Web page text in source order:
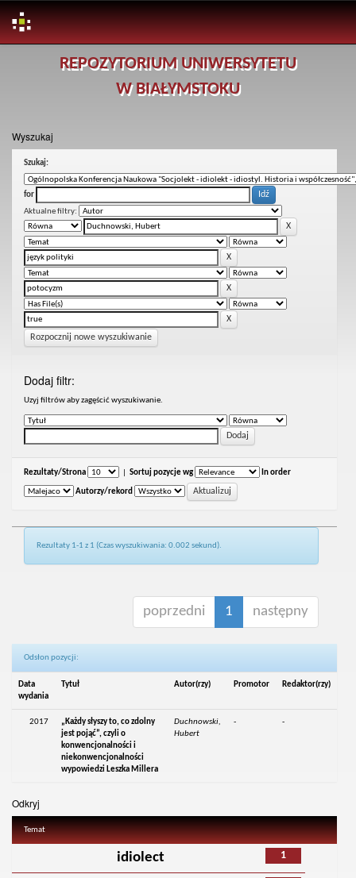
REPOZYTORIUM UNIWERSYTETU
W BIAŁYMSTOKU
Wyszukaj
Szukaj:
for
Aktualne filtry:
Rozpocznij nowe wyszukiwanie
Dodaj filtr:
Uzyj filtrów aby zagęścić wyszukiwanie.
Rezultaty/Strona Sortuj pozycje wg In order
Autorzy/rekord
Rezultaty 1-1 z 1 (Czas wyszukiwania: 0.002 sekund).
poprzedni 1 następny
Odsłon pozycji:
Data
wydania
Tytuł Autor(rzy) Promotor Redaktor(rzy)
2017
„Każdy słyszy to, co zdolny
jest pojąć”, czyli o
konwencjonalności i
niekonwencjonalności
wypowiedzi Leszka Millera
Duchnowski,
Hubert
- -
Odkryj
Temat
1
idiolect